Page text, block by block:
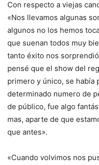
Con respecto a viejas
«Nos llevamos algunas
algunos no los hemos
que suenan todos muy
tanto éxito nos
pensé que el show del
primero y único, se había
determinado numero de
de público, fue algo
mas, aparte de que
que antes».
«Cuando volvimos nos